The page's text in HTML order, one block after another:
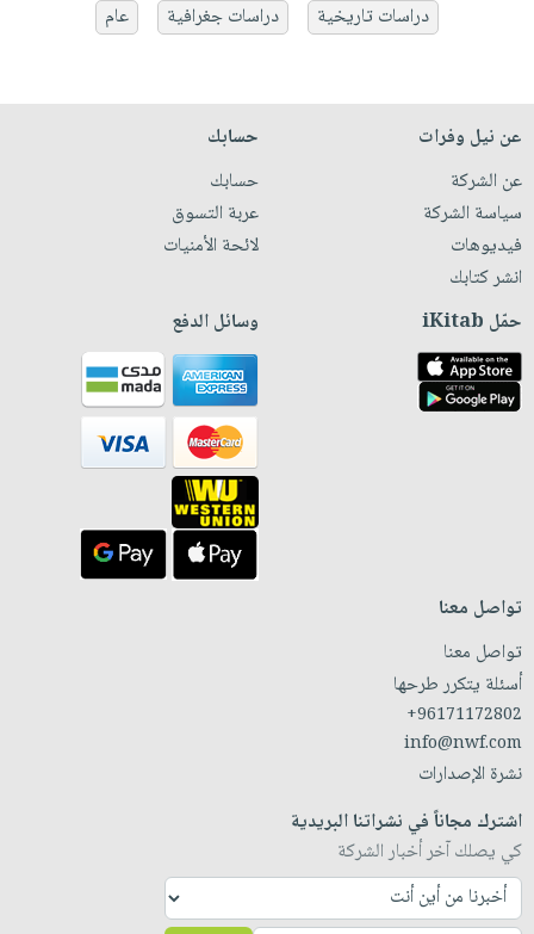
دراسات تاريخية
دراسات جغرافية عام
عن نيل وفرات
عن الشركة
سياسة الشركة
فيديوهات
انشر كتابك
حسابك
حسابك
عربة التسوق
لائحة الأمنيات
حمّل iKitab وسائل الدفع
تواصل معنا
تواصل معنا
أسئلة يتكرر طرحها
+96171172802
info@nwf.com
نشرة الإصدارات
اشترك مجاناً في نشراتنا البريدية
كي يصلك آخر أخبار الشركة